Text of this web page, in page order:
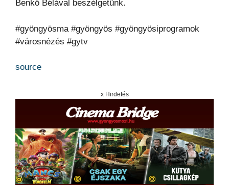
Benkő Bélával beszélgetünk.
#gyöngyösma #gyöngyös #gyöngyösiprogramok
#városnézés #gytv
source
x Hirdetés